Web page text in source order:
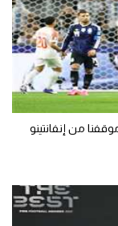
من إنفانتينو